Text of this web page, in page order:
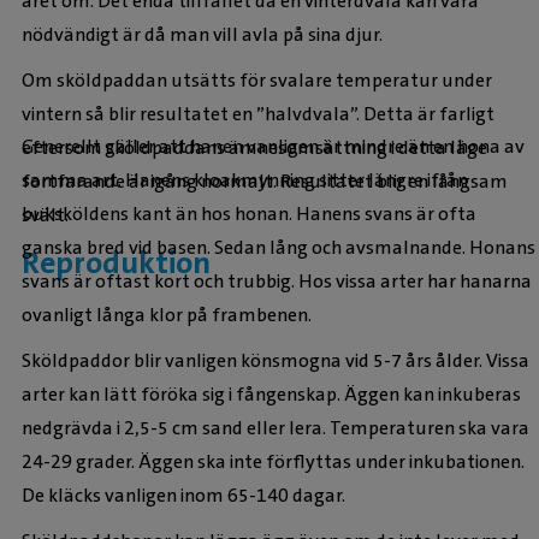
nödvändigt är då man vill avla på sina djur.
Om sköldpaddan utsätts för svalare temperatur under
vintern så blir resultatet en ”halvdvala”. Detta är farligt
eftersom sköldpaddans ämnesomsättning i detta läge
fortfarande är igång normalt. Resultatet blir en långsam
svält.
Reproduktion
Generellt gäller att hanen vanligen är mindre än en hona av
samma art. Hanens kloakmynning sitter längre ifrån
buksköldens kant än hos honan. Hanens svans är ofta
ganska bred vid basen. Sedan lång och avsmalnande. Honans
svans är oftast kort och trubbig. Hos vissa arter har hanarna
ovanligt långa klor på frambenen.
Sköldpaddor blir vanligen könsmogna vid 5-7 års ålder. Vissa
arter kan lätt föröka sig i fångenskap. Äggen kan inkuberas
nedgrävda i 2,5-5 cm sand eller lera. Temperaturen ska vara
24-29 grader. Äggen ska inte förflyttas under inkubationen.
De kläcks vanligen inom 65-140 dagar.